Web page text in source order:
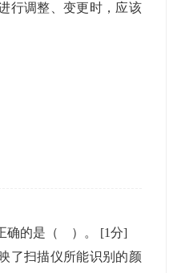
行调整、变更时，应该
确的是（ ）。 [1分]
了扫描仪所能识别的颜